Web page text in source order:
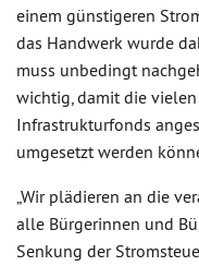
einem günstigeren
das Handwerk wurde
muss unbedingt
wichtig, damit die
Infrastrukturfonds
umgesetzt werden
„Wir plädieren an die
alle Bürgerinnen und
Senkung der